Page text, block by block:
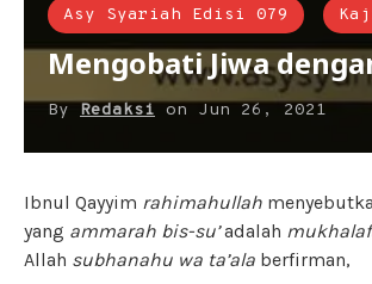
Asy Syariah Edisi 079
Mengobati Jiwa
By Redaksi on Jun 26, 2021
Ibnul Qayyim rahimahullah
yang ammarah bis-su’adalah
Allah subhanahu wa ta’ala berfirman,